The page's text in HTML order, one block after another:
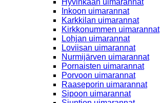
Inkoon uimarannat
Karkkilan uimarannat
Kirkkonummen uimarannat
Lohjan uimarannat
Loviisan uimarannat
Nurmijärven uimarannat
Pornaisten uimarannat
Porvoon uimarannat
Raaseporin uimarannat
Sipoon uimarannat